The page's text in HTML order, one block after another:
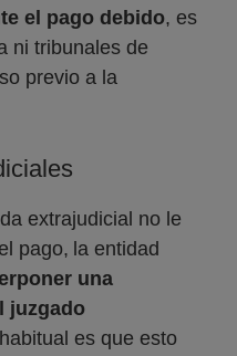
el pago debido, es
ni tribunales de
previo a la
extrajudicial no le
pago, la entidad
una
juzgado
es que esto